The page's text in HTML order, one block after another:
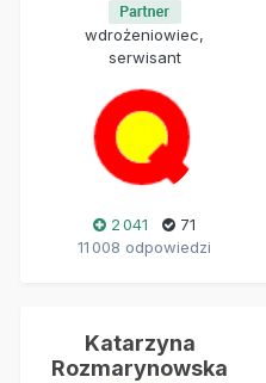
wdrożeniowiec,
serwisant
2 041
71
11 008 odpowiedzi
Katarzyna
Rozmarynowska